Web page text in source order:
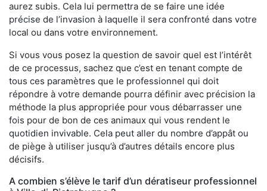
aurez subis. Cela lui permettra de se faire une idée
précise de l’invasion à laquelle il sera confronté dans votre
local ou dans votre environnement.
Si vous vous posez la question de savoir quel est l’intérêt
de ce processus, sachez que c’est en tenant compte de
tous ces paramètres que le professionnel qui doit
répondre à votre demande pourra définir avec précision la
méthode la plus appropriée pour vous débarrasser une
fois pour de bon de ces animaux qui vous rendent le
quotidien invivable. Cela peut aller du nombre d’appât ou
de piège à utiliser jusqu’à d’autres détails encore plus
décisifs.
A combien s’élève le tarif d’un dératiseur professionnel